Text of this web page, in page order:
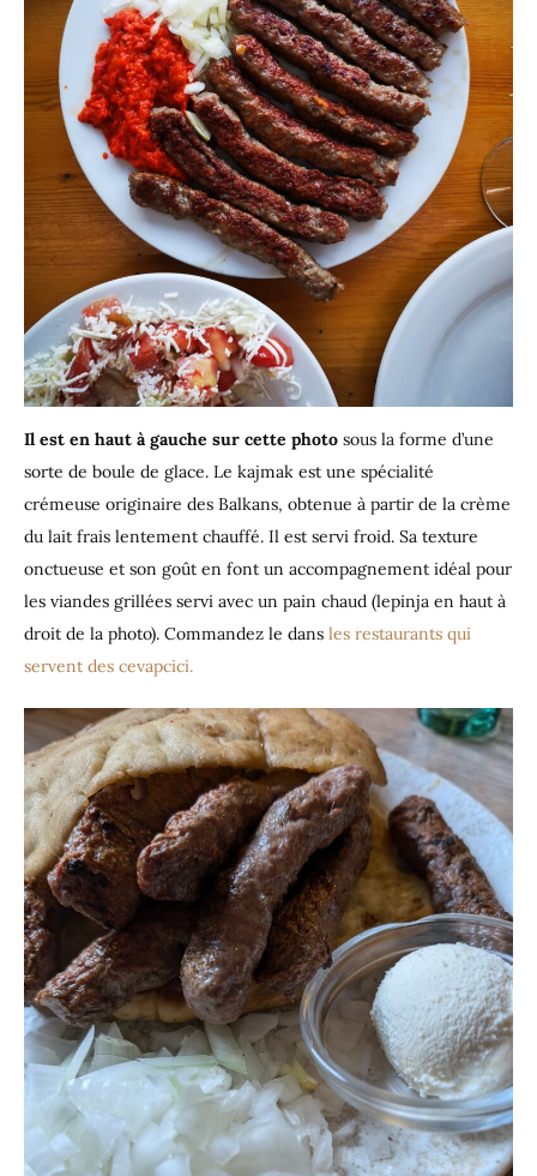
Il est en haut à gauche sur cette photo sous la forme d’une
sorte de boule de glace. Le kajmak est une spécialité
crémeuse originaire des Balkans, obtenue à partir de la crème
du lait frais lentement chauffé. Il est servi froid. Sa texture
onctueuse et son goût en font un accompagnement idéal pour
les viandes grillées servi avec un pain chaud (lepinja en haut à
droit de la photo). Commandez le dans les restaurants qui
servent des cevapcici.